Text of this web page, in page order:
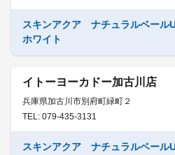
スキンアクア ナチュラルベー
ホワイト
イトーヨーカドー加古川店
兵庫県加古川市別府町緑町２
TEL: 079-435-3131
スキンアクア ナチュラルベー